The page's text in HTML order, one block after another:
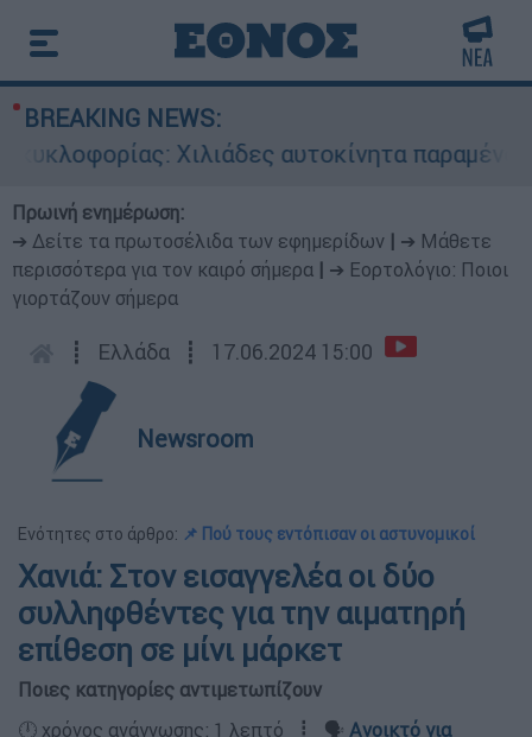
BREAKING NEWS:
Χιλιάδες αυτοκίνητα παραμένουν
Πρωινή ενημέρωση:
➔ Δείτε τα πρωτοσέλιδα των εφημερίδων
➔ Μάθετε
περισσότερα για τον καιρό σήμερα
➔ Εορτολόγιο: Ποιοι
γιορτάζουν σήμερα
┋ Ελλάδα ┋ 17.06.2024 15:00
Newsroom
Ενότητες στο άρθρο: 📌 Πού τους εντόπισαν οι αστυνομικοί
Χανιά: Στον εισαγγελέα οι δύο
συλληφθέντες για την αιματηρή
επίθεση σε μίνι μάρκετ
Ποιες κατηγορίες αντιμετωπίζουν
🕛 χρόνος ανάγνωσης: 1 λεπτό ┋ 🗣️ Ανοικτό για